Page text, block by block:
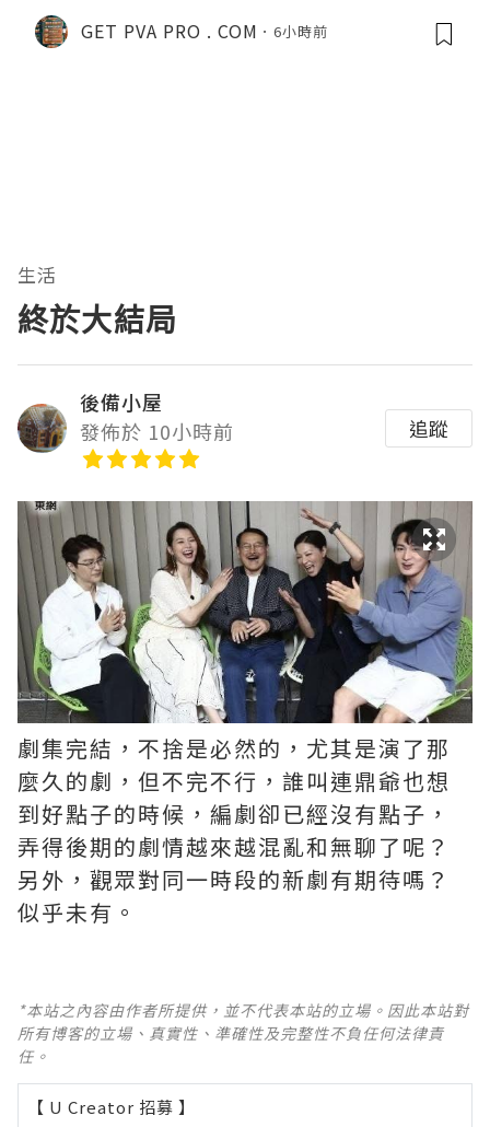
GET PVA PRO . COM 6小時前
生活
終於大結局
後備小屋
發佈於 10小時前
追蹤
劇集完結，不捨是必然的，尤其是演了那
麼久的劇，但不完不行，誰叫連鼎爺也想
到好點子的時候，編劇卻已經沒有點子，
弄得後期的劇情越來越混亂和無聊了呢？ ​​​
另外，觀眾對同一時段的新劇有期待嗎？
似乎未有。
*本站之內容由作者所提供，並不代表本站的立場。因此本站對
所有博客的立場、真實性、準確性及完整性不負任何法律責
任。
【 U Creator 招募 】